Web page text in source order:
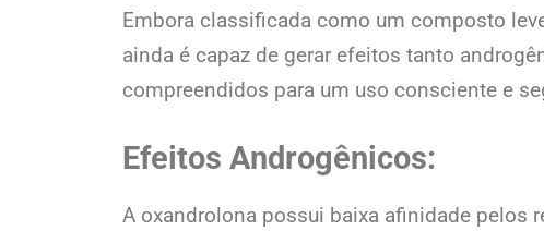
Embora classificada como um composto
ainda é capaz de gerar efeitos tanto
compreendidos para um uso consciente e
Efeitos Androgênicos:
A oxandrolona possui baixa afinidade pelos